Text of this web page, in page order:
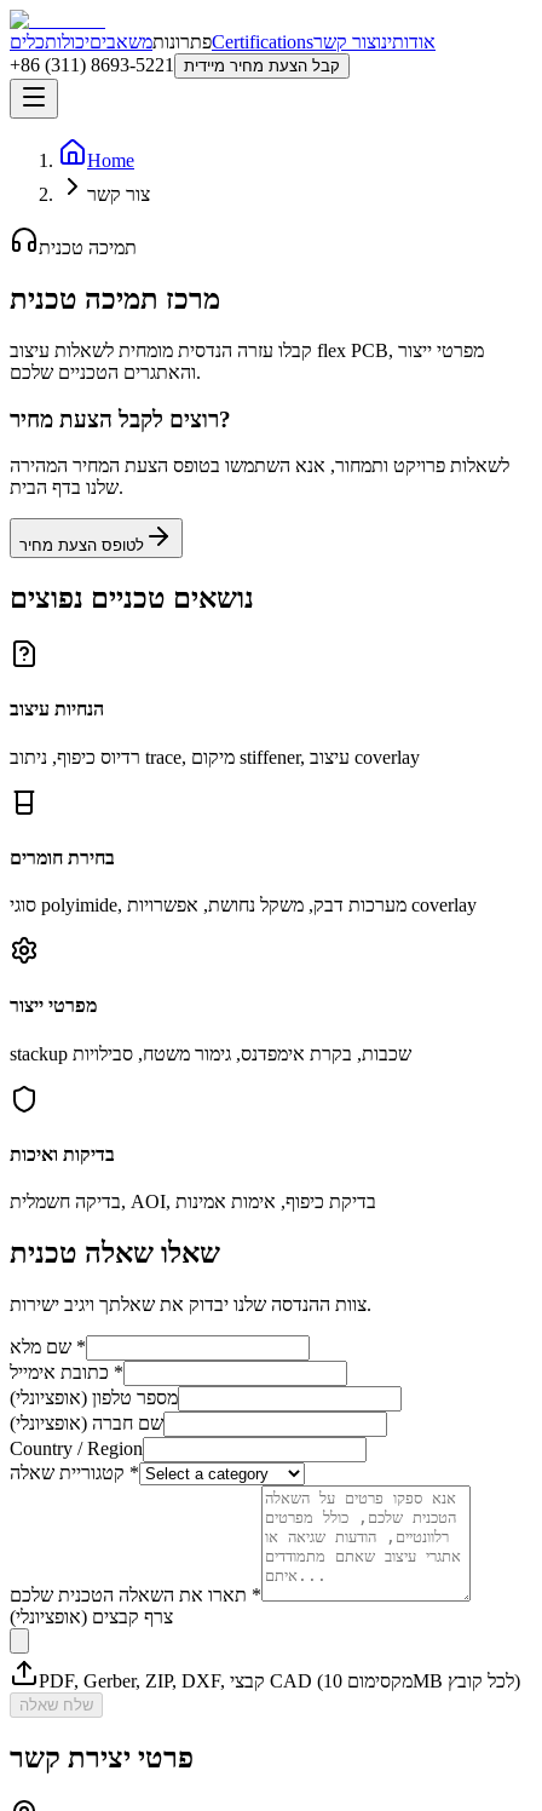
פתרונותמשאביםיכולותכלים Certifications אודותינוצור קשר
+86 (311) 8693-5221
קבל הצעת מחיר מיידית
Home
צור קשר
תמיכה טכנית
מרכז תמיכה טכנית
קבלו עזרה הנדסית מומחית לשאלות עיצוב flex PCB, מפרטי ייצור
והאתגרים הטכניים שלכם.
רוצים לקבל הצעת מחיר?
לשאלות פרויקט ותמחור, אנא השתמשו בטופס הצעת המחיר המהירה
שלנו בדף הבית.
לטופס הצעת מחיר
נושאים טכניים נפוצים
הנחיות עיצוב
רדיוס כיפוף, ניתוב trace, מיקום stiffener, עיצוב coverlay
בחירת חומרים
סוגי polyimide, מערכות דבק, משקל נחושת, אפשרויות coverlay
מפרטי ייצור
stackup שכבות, בקרת אימפדנס, גימור משטח, סבילויות
בדיקות ואיכות
בדיקה חשמלית, AOI, בדיקת כיפוף, אימות אמינות
שאלו שאלה טכנית
צוות ההנדסה שלנו יבדוק את שאלתך ויגיב ישירות.
שם מלא *
כתובת אימייל *
מספר טלפון (אופציונלי)
שם חברה (אופציונלי)
Country / Region
קטגוריית שאלה *
תארו את השאלה הטכנית שלכם *
צרף קבצים (אופציונלי)
PDF, Gerber, ZIP, DXF, קבצי CAD (מקסימום 10MB לכל קובץ)
שלח שאלה
פרטי יצירת קשר